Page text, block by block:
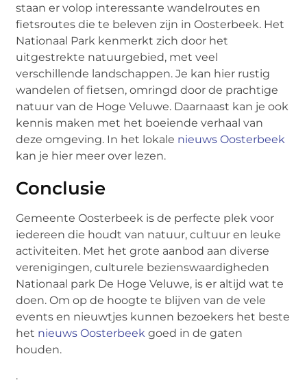
staan er volop interessante wandelroutes en
fietsroutes die te beleven zijn in Oosterbeek. Het
Nationaal Park kenmerkt zich door het
uitgestrekte natuurgebied, met veel
verschillende landschappen. Je kan hier rustig
wandelen of fietsen, omringd door de prachtige
natuur van de Hoge Veluwe. Daarnaast kan je ook
kennis maken met het boeiende verhaal van
deze omgeving. In het lokale nieuws Oosterbeek
kan je hier meer over lezen.
Conclusie
Gemeente Oosterbeek is de perfecte plek voor
iedereen die houdt van natuur, cultuur en leuke
activiteiten. Met het grote aanbod aan diverse
verenigingen, culturele bezienswaardigheden
Nationaal park De Hoge Veluwe, is er altijd wat te
doen. Om op de hoogte te blijven van de vele
events en nieuwtjes kunnen bezoekers het beste
het nieuws Oosterbeek goed in de gaten
houden.
.